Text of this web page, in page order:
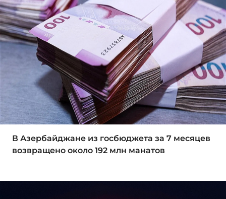
В Азербайджане из госбюджета за 7 месяцев
возвращено около 192 млн манатов